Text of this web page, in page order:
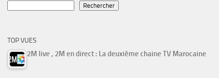
Rechercher
TOP VUES
2M live , 2M en direct : La deuxième chaine TV Marocaine